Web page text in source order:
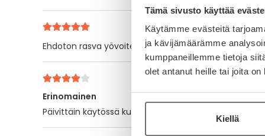
Tämä sivusto käyttää
Käytämme evästeitä
ja kävijämäärämme
kumppaneillemme tietoja
olet antanut heille tai joita
Kiellä
Ehdoton rasva yövoiteeksi erittäin kuiville käsille.
Erinomainen
Päivittäin käytössä kutiavaan kuivaan ihoon.